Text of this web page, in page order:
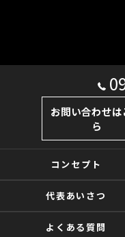
お問い合わせは
ら
コンセプト
代表あいさつ
よくある質問